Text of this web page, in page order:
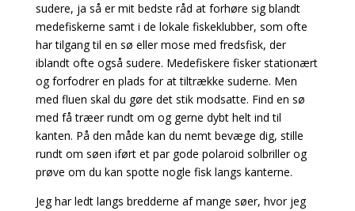
sudere, ja så er mit bedste råd at forhøre sig blandt
medefiskerne samt i de lokale fiskeklubber, som ofte
har tilgang til en sø eller mose med fredsfisk, der
iblandt ofte også sudere. Medefiskere fisker stationært
ogforfodrer en plads for at tiltrække suderne. Men
med fluen skal du gøre det stik modsatte. Find en sø
med få træer rundt om og gerne dybt helt ind til
kanten. På den måde kan du nemt bevæge dig, stille
rundt om søen iført et par gode polaroid solbriller og
prøve om du kan spotte nogle fisk langs kanterne.
Jeg har ledt langs bredderne af mange søer, hvor jeg